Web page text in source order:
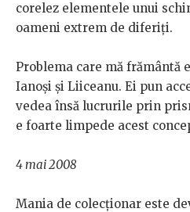
corelez elementele unui
oameni extrem de diferiți.
Problema care mă frământă
Ianoși și Liiceanu. Ei pun
vedea însă lucrurile prin
e foarte limpede acest
4 mai 2008
Mania de colecționar este